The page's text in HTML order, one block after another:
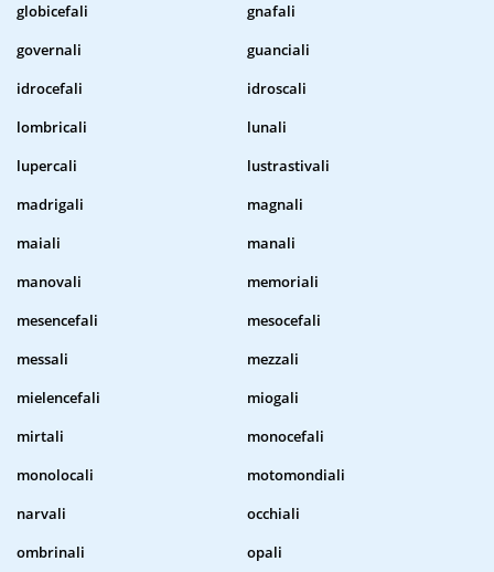
globicefali
gnafali
governali
guanciali
idrocefali
idroscali
lombricali
lunali
lupercali
lustrastivali
madrigali
magnali
maiali
manali
manovali
memoriali
mesencefali
mesocefali
messali
mezzali
mielencefali
miogali
mirtali
monocefali
monolocali
motomondiali
narvali
occhiali
ombrinali
opali